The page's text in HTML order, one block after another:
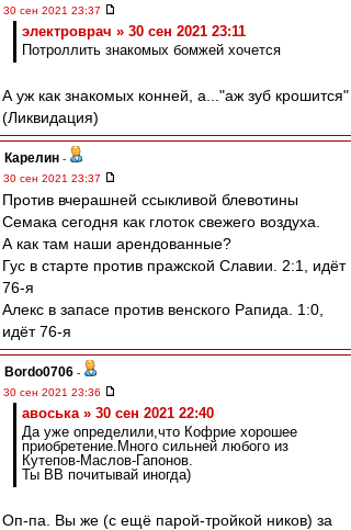
30 сен 2021 23:37
электроврач » 30 сен 2021 23:11
Потроллить знакомых бомжей хочется
А уж как знакомых конней, а..."аж зуб крошится"
(Ликвидация)
Карелин -
30 сен 2021 23:37
Против вчерашней ссыкливой блевотины
Семака сегодня как глоток свежего воздуха.
А как там наши арендованные?
Гус в старте против пражской Славии. 2:1, идёт
76-я
Алекс в запасе против венского Рапида. 1:0,
идёт 76-я
Bordo0706 -
30 сен 2021 23:36
авоська » 30 сен 2021 22:40
Да уже определили,что Кофрие хорошее
приобретение.Много сильней любого из
Кутепов-Маслов-Гапонов.
Ты ВВ почитывай иногда)
Оп-па. Вы же (с ещё парой-тройкой ников) за